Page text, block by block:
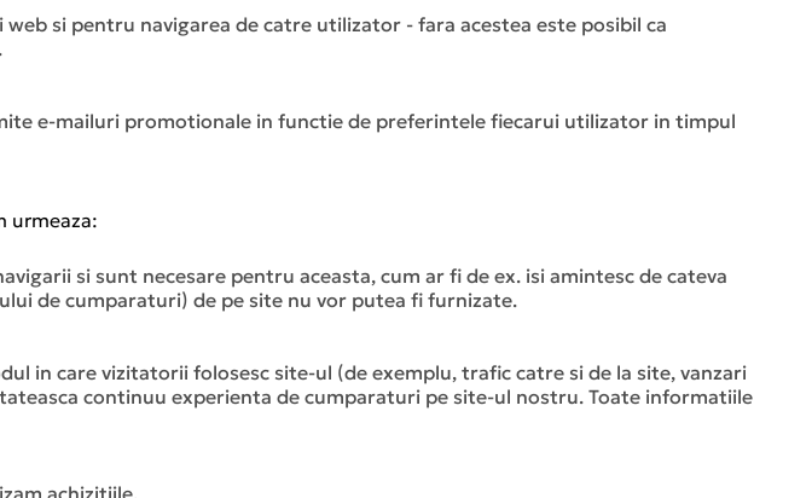
si pentru navigarea de catre utilizator - fara acestea este posibil ca
e-mailuri promotionale in functie de preferintele fiecarui utilizator in timpul
urmeaza:
si sunt necesare pentru aceasta, cum ar fi de ex. isi amintesc de cateva
de cumparaturi) de pe site nu vor putea fi furnizate.
in care vizitatorii folosesc site-ul (de exemplu, trafic catre si de la site, vanzari
continuu experienta de cumparaturi pe site-ul nostru. Toate informatiile
achizitiile.